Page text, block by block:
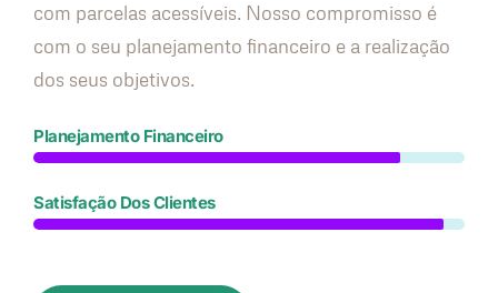
com parcelas acessíveis. Nosso compromisso é
com o seu planejamento financeiro e a realização
dos seus objetivos.
Planejamento Financeiro
Satisfação Dos Clientes